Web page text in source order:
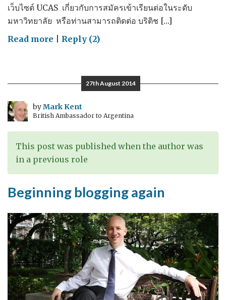
เว็บไซต์ UCAS เกี่ยวกับการสมัครเข้าเรียนต่อในระดับ
มหาวิทยาลัย หรือท่านสามารถติดต่อ บริติช […]
Read more onReply (2)
27th August 2014
byMark Kent
British Ambassador to Argentina
This post was published when the author was
in a previous role
Beginning blogging again